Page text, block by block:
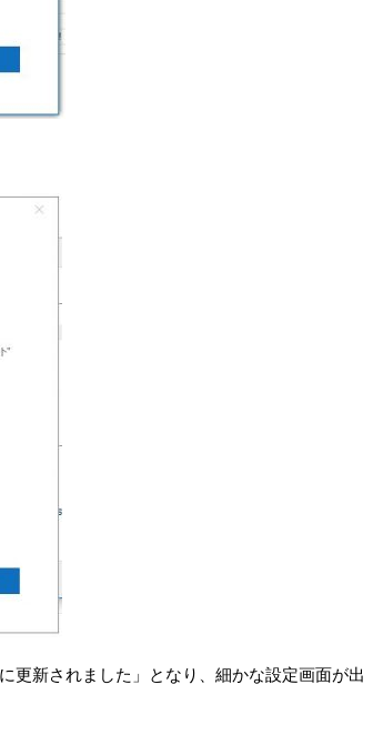
更新されました」となり、細かな設定画面が出